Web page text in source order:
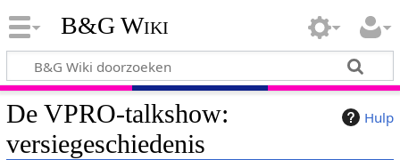
B&G Wiki
Hulp
De VPRO-talkshow:
versiegeschiedenis